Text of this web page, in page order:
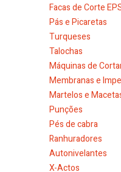
Facas de Corte
Pás e Picaretas
Turqueses
Talochas
Máquinas de
Membranas e
Martelos e
Punções
Pés de cabra
Autonivelantes
X-Actos